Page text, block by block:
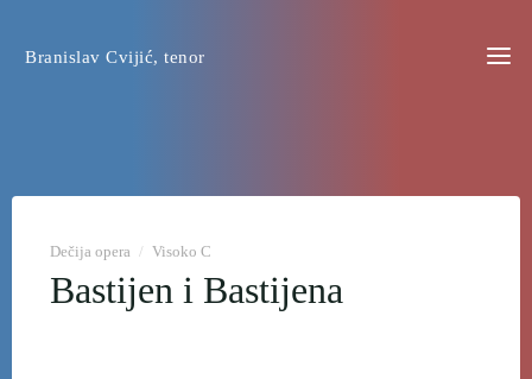
Branislav Cvijić, tenor
Dečija opera / Visoko C
Bastijen i Bastijena